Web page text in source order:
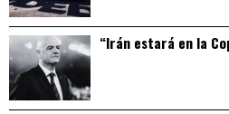
“Irán estará en la